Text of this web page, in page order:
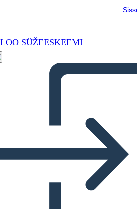
LOO SÜŽEESKEEMI